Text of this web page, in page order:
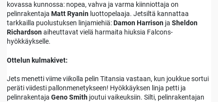
kovassa kunnossa: nopea, vahva ja varma kiinniottaja on
pelinrakentaja Matt Ryanin luottopelaaja. Jetsiltä kannattaa
tarkkailla puolustuksen linjamiehiä:Damon Harrison ja Sheldon
Richardsonaiheuttavat vielä harmaita hiuksia Falcons-
hyökkäykselle.
Ottelun kulmakivet:
Jets menetti viime viikolla pelin Titansia vastaan, kun joukkue sortui
peräti viidesti pallonmenetykseen! Hyökkäyksen linja petti ja
pelinrakentaja Geno Smith joutui vaikeuksiin. Silti, pelinrakentajan